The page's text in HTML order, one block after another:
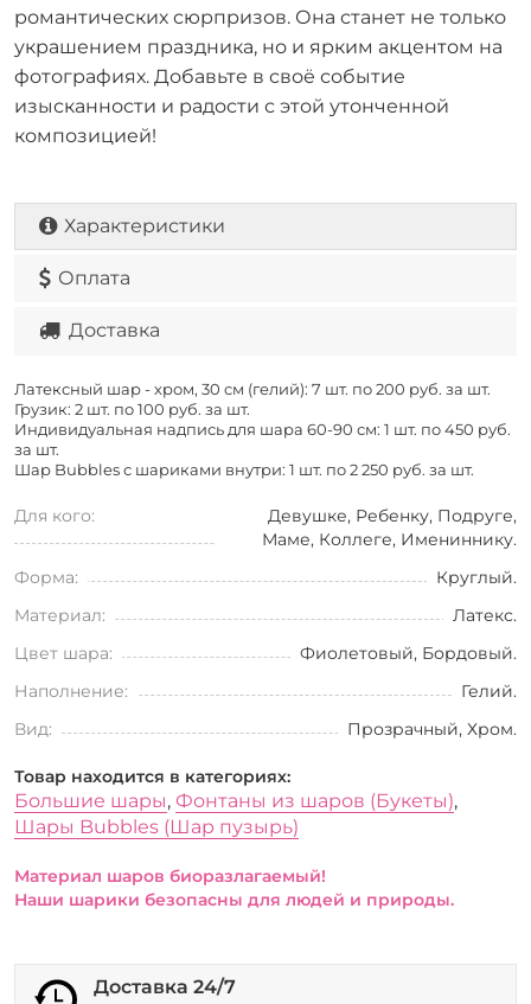
романтических сюрпризов. Она станет не только
украшением праздника, но и ярким акцентом на
фотографиях. Добавьте в своё событие
изысканности и радости с этой утонченной
композицией!
Характеристики
Оплата
Доставка
Латексный шар - хром, 30 см (гелий): 7 шт. по 200 руб. за шт.
Грузик: 2 шт. по 100 руб. за шт.
Индивидуальная надпись для шара 60-90 см: 1 шт. по 450 руб.
за шт.
Шар Bubbles с шариками внутри: 1 шт. по 2 250 руб. за шт.
Для кого:
Девушке, Ребенку, Подруге,
Маме, Коллеге, Имениннику.
Форма:
Круглый.
Материал:
Латекс.
Цвет шара:
Фиолетовый, Бордовый.
Наполнение:
Гелий.
Вид:
Прозрачный, Хром.
Товар находится в категориях:
Большие шары, Фонтаны из шаров (Букеты),
Шары Bubbles (Шар пузырь)
Материал шаров биоразлагаемый!
Наши шарики безопасны для людей и природы.
Доставка 24/7